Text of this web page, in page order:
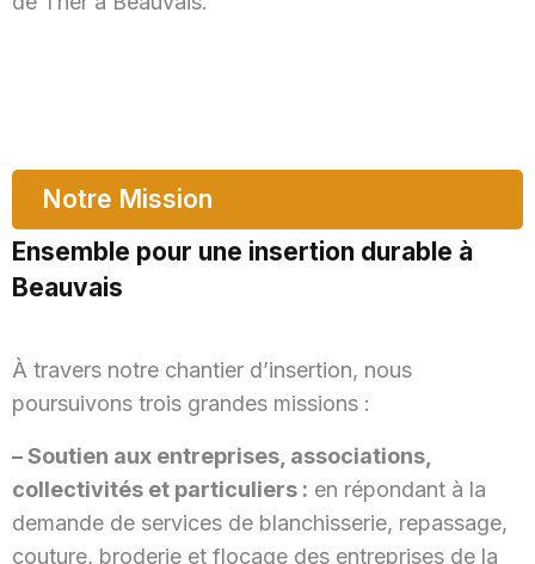
Notre Mission
Ensemble pour une insertion durable à
Beauvais
À travers notre chantier d’insertion, nous
poursuivons trois grandes missions :
– Soutien aux entreprises, associations,
collectivités et particuliers : en répondant à la
demande de services de blanchisserie, repassage,
couture, broderie et flocage des entreprises de la